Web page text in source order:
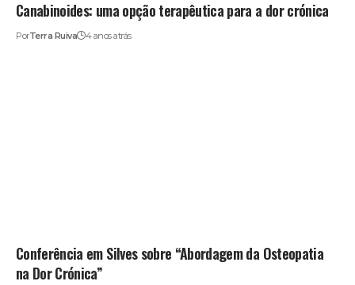
Canabinoides: uma opção terapêutica para a dor crónica
PorTerra Ruiva 4 anos atrás
Conferência em Silves sobre “Abordagem da Osteopatia
na Dor Crónica”